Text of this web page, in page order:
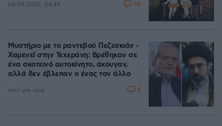
06.08.2026, 04:44 66
Μυστήριο με το ραντεβού Πεζεσκιάν -
Χαμενεϊ στην Τεχεράνη: Βρέθηκαν σε
ένα σκοτεινό αυτοκίνητο, άκουγαν,
αλλά δεν έβλεπαν ο ένας τον άλλο
πριν μία ώρα 4